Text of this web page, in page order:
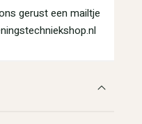
gerust een mailtje